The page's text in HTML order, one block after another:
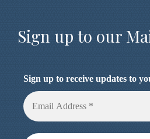
Sign up to our
Sign up to receive updates to